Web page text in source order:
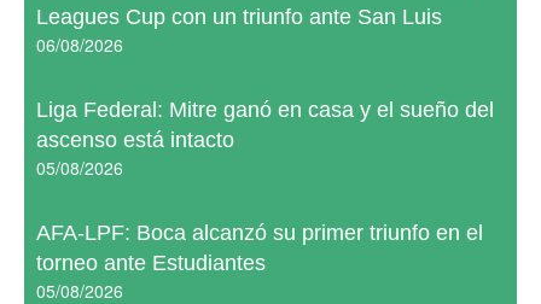
Leagues Cup con un triunfo ante San Luis
06/08/2026
Liga Federal: Mitre ganó en casa y el sueño del
ascenso está intacto
05/08/2026
AFA-LPF: Boca alcanzó su primer triunfo en el
torneo ante Estudiantes
05/08/2026